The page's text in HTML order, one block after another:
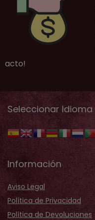
acto!
Seleccionar Idioma
Información
Aviso Legal
Política de Privacidad
Política de Devoluciones